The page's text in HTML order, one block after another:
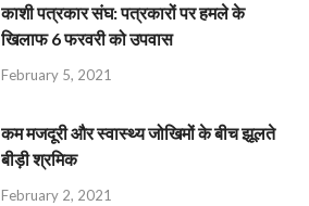
काशी पत्रकार संघ: पत्रकारों पर हमले के
खिलाफ 6 फरवरी को उपवास
February 5, 2021
कम मजदूरी और स्वास्थ्य जोखिमों के बीच झूलते
बीड़ी श्रमिक
February 2, 2021